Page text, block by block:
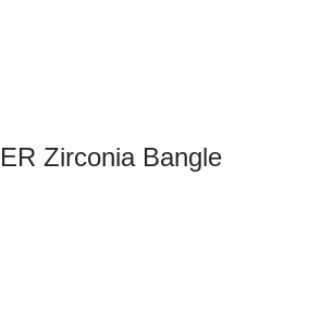
Zirconia Bangle